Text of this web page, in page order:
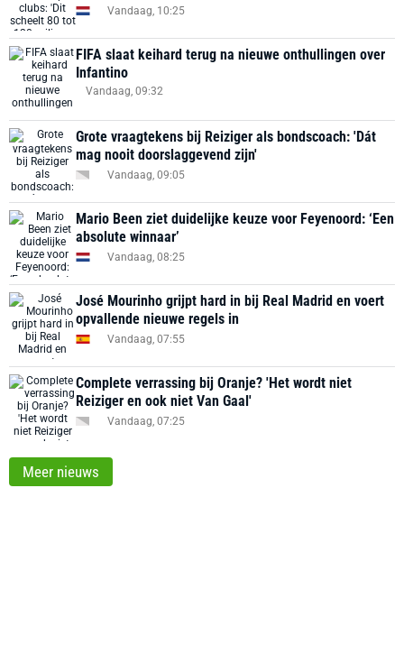
Vandaag, 10:25
FIFA slaat keihard terug na nieuwe onthullingen over
Infantino
Vandaag, 09:32
Grote vraagtekens bij Reiziger als bondscoach: 'Dát
mag nooit doorslaggevend zijn'
Vandaag, 09:05
Mario Been ziet duidelijke keuze voor Feyenoord: ‘Een
absolute winnaar’
Vandaag, 08:25
José Mourinho grijpt hard in bij Real Madrid en voert
opvallende nieuwe regels in
Vandaag, 07:55
Complete verrassing bij Oranje? 'Het wordt niet
Reiziger en ook niet Van Gaal'
Vandaag, 07:25
Meer nieuws